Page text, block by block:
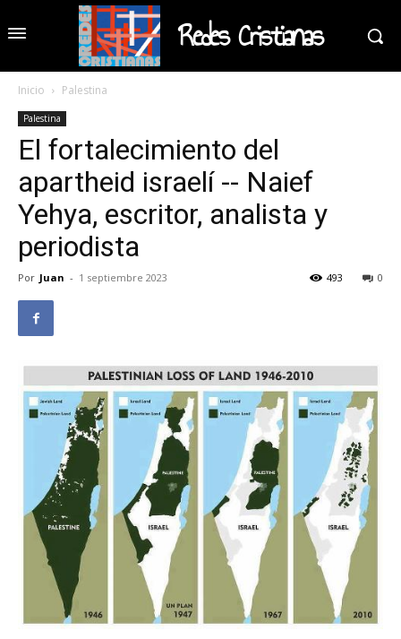
Redes Cristianas
Inicio Palestina
Palestina
El fortalecimiento del
apartheid israelí -- Naief
Yehya, escritor, analista y
periodista
Por Juan - 1 septiembre 2023 0
493